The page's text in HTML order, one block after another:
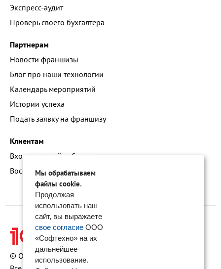
Экспресс-аудит
Проверь своего бухгалтера
Партнерам
Новости франшизы
Блог про наши технологии
Календарь мероприятий
Истории успеха
Подать заявку на франшизу
Клиентам
Вход в личный кабинет
Восстановление доступа к сервису 1С:БО
© ООО «Софтехно» Все права защищены.
Мы обрабатываем
файлы cookie.
Продолжая
использовать наш
сайт, вы выражаете
свое согласие ООО
«Софтехно» на их
дальнейшее
использование.